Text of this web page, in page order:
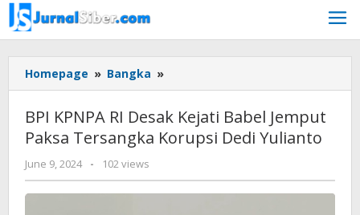
Skip
to
content
Homepage » Bangka »
KPNPA
Desak
Kejati
Paksa
BPI KPNPA RI Desak Kejati Babel Jemput
Paksa Tersangka Korupsi Dedi Yulianto
June 9, 2024
by
Jurnalsiber
- 102 views